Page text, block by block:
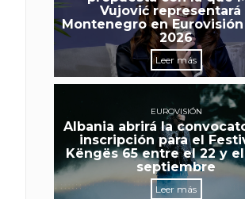
Vujović representará
Montenegro en
2026
Leer más
EUROVISIÓN
Albania abrirá la
inscripción para el
Këngës 65 entre el 22 y
septiembre
Leer más